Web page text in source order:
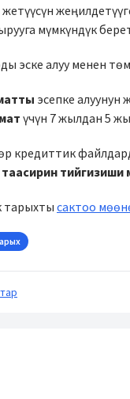
мүмкүндүк
эске алуу менен
эсепке
үчүн 7 жылдан 5
кредиттик
таасирин тийгизиши
тарыхты сактоо